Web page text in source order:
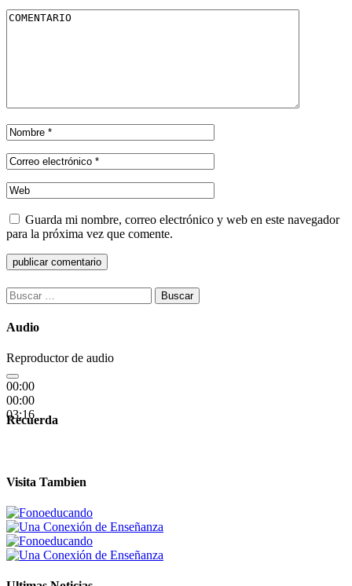
Guarda mi nombre, correo electrónico y web en este navegador
para la próxima vez que comente.
Buscar:
Audio
Reproductor de audio
00:00
00:00
03:16
Recuerda
Visita Tambien